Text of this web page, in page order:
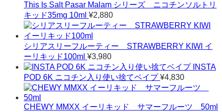
This Is Salt Pasar Malam シリーズ ニコチンソルトリ
キッド35mg 10ml ¥2,880
シリアスリーフルーティー STRAWBERRY KIWI イ
ーリキッド100ml ¥3,980
INSTA
POD 6K ニコチン入り使い捨てベイプ ¥4,830
CHEWY MMXX イーリキッド サマーフルーツ 50ml